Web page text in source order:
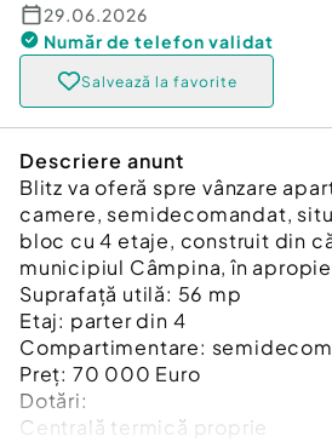
29.06.2026
Număr de telefon validat
Salvează la favorite
Descriere anunt
Blitz va oferă spre vânzare
camere, semidecomandat,
bloc cu 4 etaje, construit din
municipiul Câmpina, în
Suprafață utilă: 56 mp
Etaj: parter din 4
Compartimentare:
Preț: 70 000 Euro
Dotări:
Centrală termică proprie